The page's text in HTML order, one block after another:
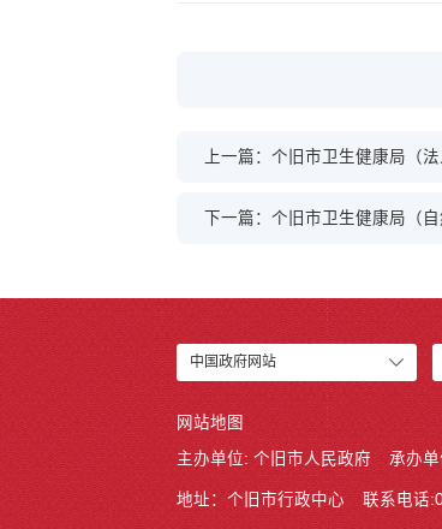
上一篇：个旧市卫生健康局（
下一篇：个旧市卫生健康局（
中国政府网站
网站地图
主办单位: 个旧市人民政府 承办
地址：个旧市行政中心 联系电话